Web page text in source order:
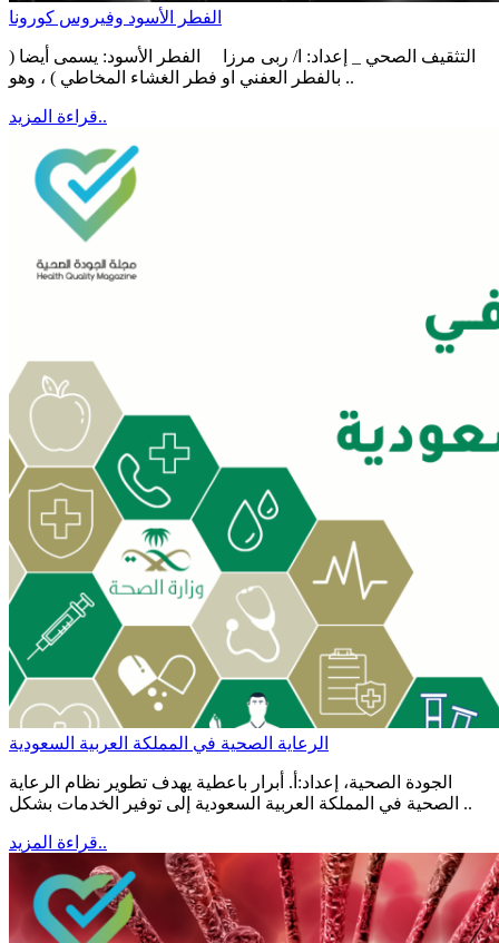
الفطر الأسود وفيروس كورونا
التثقيف الصحي _ إعداد: ا/ ربى مرزا الفطر الأسود: يسمى أيضا (
بالفطر العفني او فطر الغشاء المخاطي ) ، وهو ..
قراءة المزيد..
الرعاية الصحية في المملكة العربية السعودية
الجودة الصحية، إعداد:أ. أبرار باعطية يهدف تطوير نظام الرعاية
الصحية في المملكة العربية السعودية إلى توفير الخدمات بشكل ..
قراءة المزيد..